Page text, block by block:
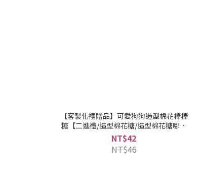
【客製化禮贈品】可愛狗狗造型棉花棒棒
糖【二進禮/造型棉花糖/造型棉花糖哪裡
買】
NT$42
NT$46